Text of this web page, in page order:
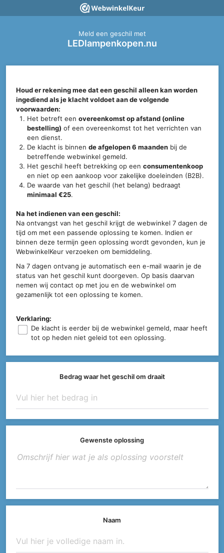
Meld een geschil met
LEDlampenkopen.nu
Houd er rekening mee dat een geschil alleen kan worden
ingediend als je klacht voldoet aan de volgende
voorwaarden:
Het betreft eenovereenkomst op afstand (online
bestelling) of een overeenkomst tot het verrichten van
een dienst.
De klacht is binnende afgelopen 6 maanden bij de
betreffende webwinkel gemeld.
Het geschil heeft betrekking op eenconsumentenkoop
en niet op een aankoop voor zakelijke doeleinden (B2B).
De waarde van het geschil (het belang) bedraagt
minimaal €25.
Na het indienen van een geschil:
Na ontvangst van het geschil krijgt de webwinkel 7 dagen de
tijd om met een passende oplossing te komen. Indien er
binnen deze termijn geen oplossing wordt gevonden, kun je
WebwinkelKeur verzoeken om bemiddeling.
Na 7 dagen ontvang je automatisch een e-mail waarin je de
status van het geschil kunt doorgeven. Op basis daarvan
nemen wij contact op met jou en de webwinkel om
gezamenlijk tot een oplossing te komen.
Verklaring:
De klacht is eerder bij de webwinkel gemeld, maar heeft
tot op heden niet geleid tot een oplossing.
Bedrag waar het geschil om draait
Gewenste oplossing
Naam